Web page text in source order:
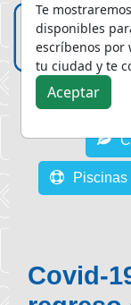
Piscinas
Covid-
Te
disponibles
escríbenos por
tu ciudad y te
Aceptar